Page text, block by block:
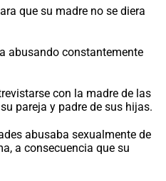
que su madre no se diera
abusando constantemente
con la madre de las
pareja y padre de sus hijas.
abusaba sexualmente de
a consecuencia que su